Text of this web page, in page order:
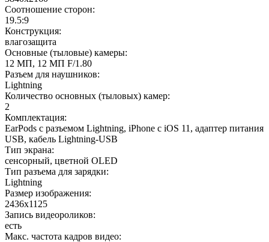
Соотношение сторон:
19.5:9
Конструкция:
влагозащита
Основные (тыловые) камеры:
12 МП, 12 МП F/1.80
Разъем для наушников:
Lightning
Количество основных (тыловых) камер:
2
Комплектация:
EarPods с разъемом Lightning, iPhone с iOS 11, адаптер питания
USB, кабель Lightning-USB
Тип экрана:
сенсорный, цветной OLED
Тип разъема для зарядки:
Lightning
Размер изображения:
2436x1125
Запись видеороликов:
есть
Макс. частота кадров видео: